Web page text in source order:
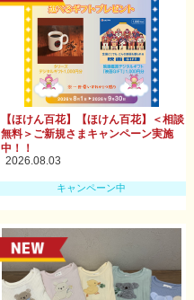
【ほけん百花】【ほけん百花】＜相談
無料＞ご新規さまキャンペーン実施
中！！
2026.08.03
キャンペーン中